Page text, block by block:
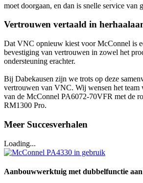
moet doorgaan, en dan is snelle service van
Vertrouwen vertaald in
Dat VNC opnieuw kiest voor McConnel is
bevestiging van vertrouwen in zowel het
ondersteuning erachter.
Bij Dabekausen zijn we trots op deze
vertrouwen van VNC. Wij wensen het team
van de McConnel PA6072-70VFR met de
RM1300 Pro.
Meer Succesverhalen
Loading...
Aanbouwwerktuig met dubbelfunctie